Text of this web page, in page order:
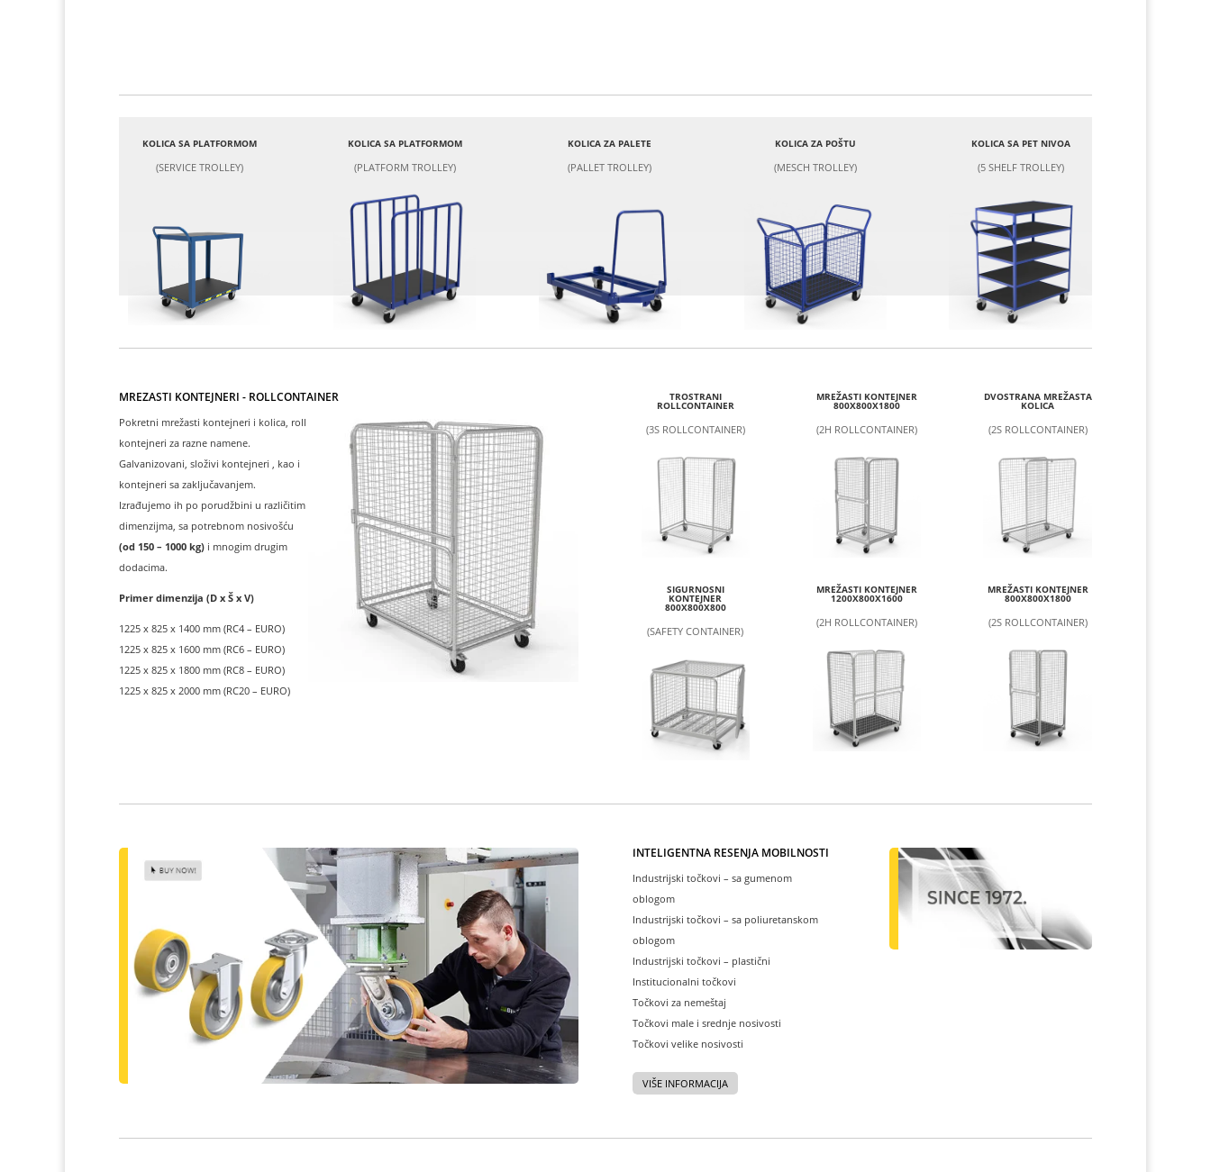
KOLICA SA PLATFORMOM
(SERVICE TROLLEY)
KOLICA SA PLATFORMOM
(PLATFORM TROLLEY)
KOLICA ZA PALETE
(PALLET TROLLEY)
KOLICA ZA POŠTU
(MESCH TROLLEY)
KOLICA SA PET NIVOA
(5 SHELF TROLLEY)
MREŽASTI KONTEJNERI - ROLLCONTAINER
Pokretni mrežasti kontejneri i kolica, roll
kontejneri za razne namene.
Galvanizovani, složivi kontejneri , kao i
kontejneri sa zaključavanjem.
Izrađujemo ih po porudžbini u različitim
dimenzijma, sa potrebnom nosivošću
(od 150 – 1000 kg) i mnogim drugim
dodacima.
Primer dimenzija (D x Š x V)
1225 x 825 x 1400 mm (RC4 – EURO)
1225 x 825 x 1600 mm (RC6 – EURO)
1225 x 825 x 1800 mm (RC8 – EURO)
1225 x 825 x 2000 mm (RC20 – EURO)
TROSTRANI
ROLLCONTAINER
(3S ROLLCONTAINER)
SIGURNOSNI
KONTEJNER
800X800X800
(SAFETY CONTAINER)
MREŽASTI KONTEJNER
800X800X1800
(2H ROLLCONTAINER)
MREŽASTI KONTEJNER
1200X800X1600
(2H ROLLCONTAINER)
DVOSTRANA MREŽASTA
KOLICA
(2S ROLLCONTAINER)
MREŽASTI KONTEJNER
800X800X1800
(2S ROLLCONTAINER)
INTELIGENTNA REŠENJA MOBILNOSTI
Industrijski točkovi – sa gumenom
oblogom
Industrijski točkovi – sa poliuretanskom
oblogom
Industrijski točkovi – plastični
Institucionalni točkovi
Točkovi za nemeštaj
Točkovi male i srednje nosivosti
Točkovi velike nosivosti
VIŠE INFORMACIJA